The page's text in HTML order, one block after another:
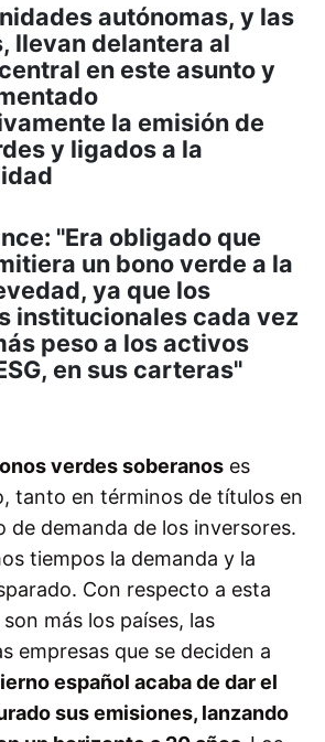
autónomas, y las
llevan delantera al
en este asunto y
la emisión de
y ligados a la
"Era obligado que
un bono verde a la
ya que los
institucionales cada vez
peso a los activos
en sus carteras"
verdes soberanos es
tanto en términos de títulos en
de demanda de los inversores.
tiempos la demanda y la
Con respecto a esta
más los países, las
empresas que se deciden a
español acaba de dar el
sus emisiones, lanzando